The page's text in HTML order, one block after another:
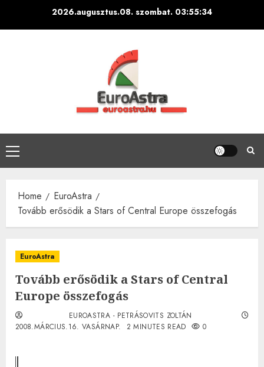
2026.augusztus.08. szombat. 03:55:34
Primary
Menu
Home
EuroAstra
Tovább erősödik a Stars of Central Europe összefogás
EuroAstra
Tovább erősödik a Stars of Central
Europe összefogás
EUROASTRA - PETRÁSOVITS ZOLTÁN
2008.MÁRCIUS.16. VASÁRNAP.
2 MINUTES READ 0